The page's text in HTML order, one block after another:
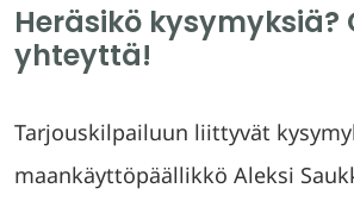
Heräsikö kysymyksiä?
yhteyttä!
Tarjouskilpailuun liittyvät
maankäyttöpäällikkö Aleksi